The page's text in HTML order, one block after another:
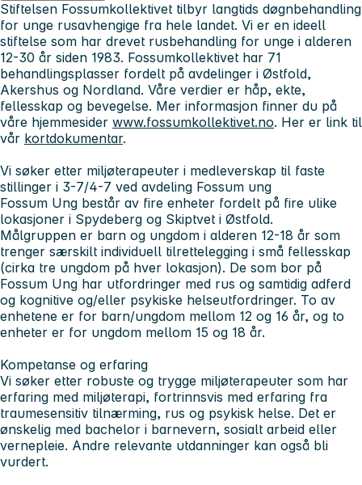
Stiftelsen Fossumkollektivet tilbyr langtids døgnbehandling
for unge rusavhengige fra hele landet. Vi er en ideell
stiftelse som har drevet rusbehandling for unge i alderen
12-30 år siden 1983. Fossumkollektivet har 71
behandlingsplasser fordelt på avdelinger i Østfold,
Akershus og Nordland. Våre verdier er håp, ekte,
fellesskap og bevegelse. Mer informasjon finner du på
våre hjemmesider www.fossumkollektivet.no. Her er link til
vår kortdokumentar.
Vi søker etter miljøterapeuter i medleverskap til faste
stillinger i 3-7/4-7 ved avdeling Fossum ung
Fossum Ung består av fire enheter fordelt på fire ulike
lokasjoner i Spydeberg og Skiptvet i Østfold.
Målgruppen er barn og ungdom i alderen 12-18 år som
trenger særskilt individuell tilrettelegging i små fellesskap
(cirka tre ungdom på hver lokasjon). De som bor på
Fossum Ung har utfordringer med rus og samtidig adferd
og kognitive og/eller psykiske helseutfordringer. To av
enhetene er for barn/ungdom mellom 12 og 16 år, og to
enheter er for ungdom mellom 15 og 18 år.
Kompetanse og erfaring
Vi søker etter robuste og trygge miljøterapeuter som har
erfaring med miljøterapi, fortrinnsvis med erfaring fra
traumesensitiv tilnærming, rus og psykisk helse. Det er
ønskelig med bachelor i barnevern, sosialt arbeid eller
vernepleie. Andre relevante utdanninger kan også bli
vurdert.